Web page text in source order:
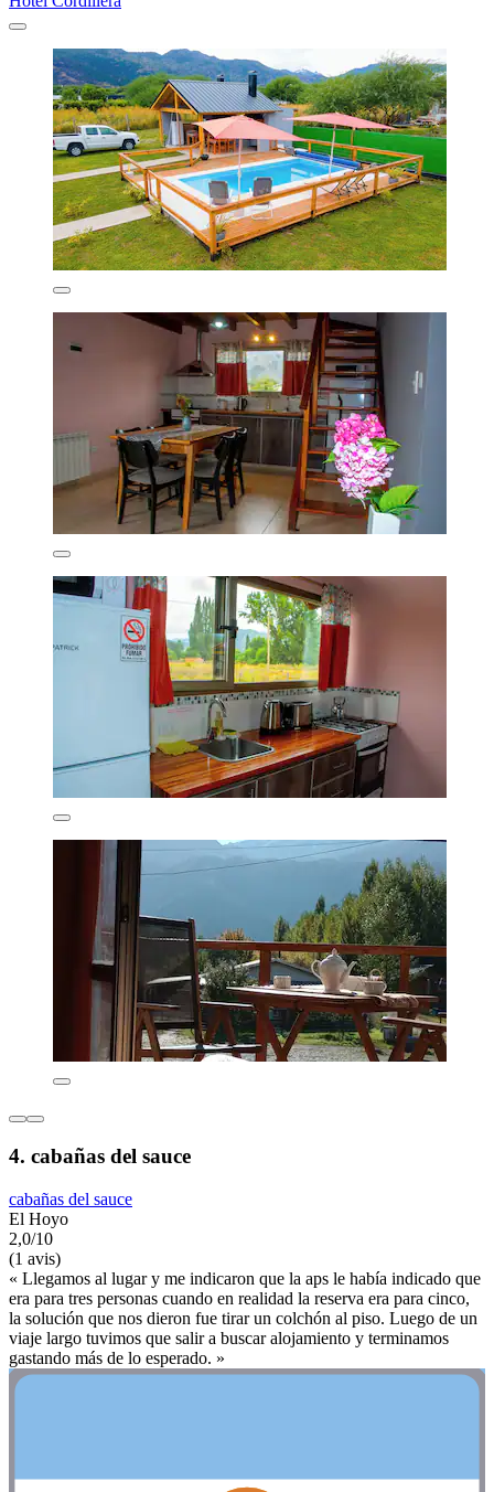
4. cabañas del sauce
cabañas del sauce
El Hoyo
2,0/10
(1 avis)
« Llegamos al lugar y me indicaron que la aps le había indicado que
era para tres personas cuando en realidad la reserva era para cinco,
la solución que nos dieron fue tirar un colchón al piso. Luego de un
viaje largo tuvimos que salir a buscar alojamiento y terminamos
gastando más de lo esperado. »